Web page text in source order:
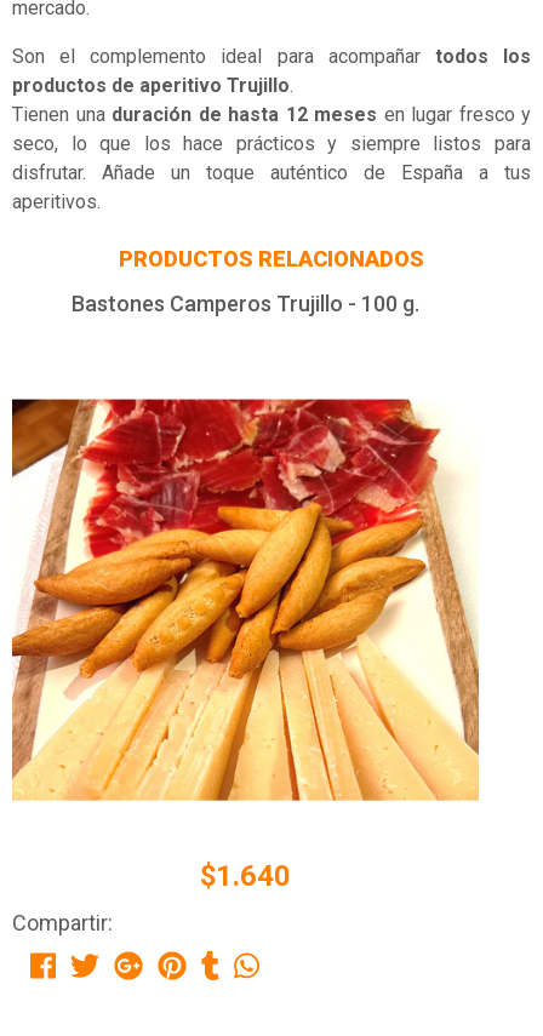
mercado.
Son el complemento ideal para acompañar todos los
productos de aperitivo Trujillo.
Tienen una duración de hasta 12 meses en lugar fresco y
seco, lo que los hace prácticos y siempre listos para
disfrutar. Añade un toque auténtico de España a tus
aperitivos.
PRODUCTOS RELACIONADOS
Bastones Camperos Trujillo - 100 g.
$1.640
Compartir: